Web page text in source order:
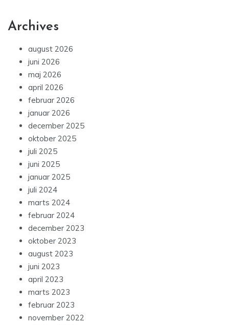
Archives
august 2026
juni 2026
maj 2026
april 2026
februar 2026
januar 2026
december 2025
oktober 2025
juli 2025
juni 2025
januar 2025
juli 2024
marts 2024
februar 2024
december 2023
oktober 2023
august 2023
juni 2023
april 2023
marts 2023
februar 2023
november 2022